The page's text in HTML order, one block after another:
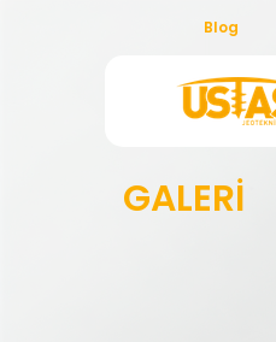
Blog
GALERİ